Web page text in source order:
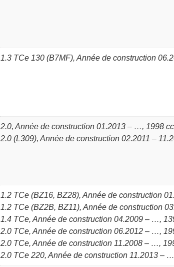
1.3 TCe 130 (B7MF), Année de construction
2.0, Année de construction 01.2013 – …, 1998
2.0 (L309), Année de construction 02.2011 –
1.2 TCe (BZ16, BZ28), Année de construction
1.2 TCe (BZ2B, BZ11), Année de construction
1.4 TCe, Année de construction 04.2009 – …,
2.0 TCe, Année de construction 06.2012 – …,
2.0 TCe, Année de construction 11.2008 – …,
2.0 TCe 220, Année de construction 11.2013 –